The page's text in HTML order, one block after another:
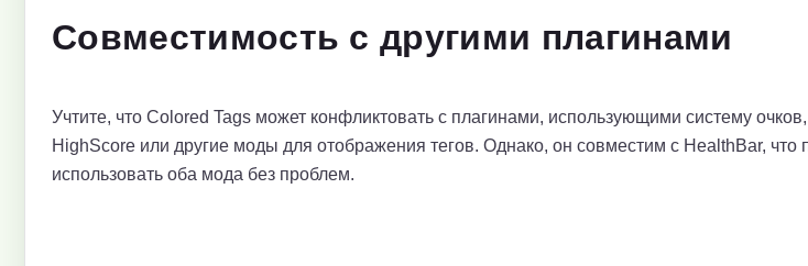
Совместимость с другими плагинами
Учтите, что Colored Tags может конфликтовать с плагинами, использующими систему очков,
HighScore или другие моды для отображения тегов. Однако, он совместим с HealthBar, что
использовать оба мода без проблем.